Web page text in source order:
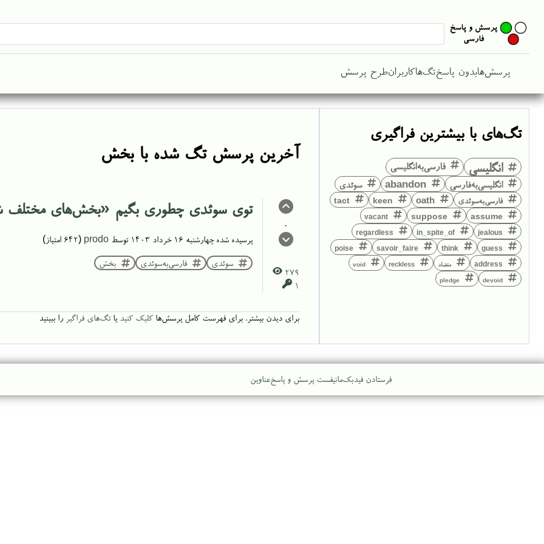
پرسش‌هابدون پاسختگ‌هاکاربرانطرح پرسش
تگ‌های با بیشترین فراگیری
انگلیسی
فارسی‌به‌انگلیسی
انگلیسی‌به‌فارسی
abandon سوئدی
فارسی‌به‌سوئدی oath
keen
tact
assume
suppose
vacant
jealous
in_spite_of
regardless
guess
think
savoir_faire
poise
address متضاد reckless
void
devoid
pledge
آخرین پرسش تگ شده با بخش
0
279
1
توی سوئدی چطوری بگیم «بخش‌های مختلف
پرسیده شده چهارشنبه ۱۶ خرداد ۱۴۰۳ توسط prodo
(
642 امتیاز)
سوئدی فارسی‌به‌سوئدی بخش
برای دیدن بیشتر، برای فهرست کامل پرسش‌ها کلیک کنید یا تگ‌های فراگیر را ببینید
فرستادن فیدبکمانیفست پرسش و پاسخعناوین
...